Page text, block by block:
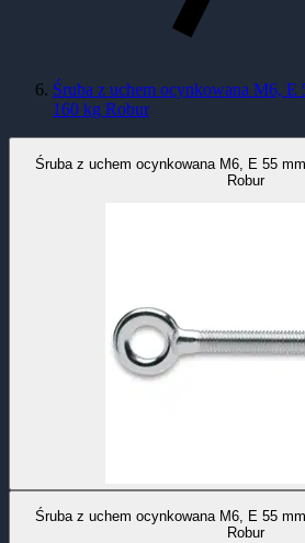
Śruba z uchem ocynkowana M6,
160 kg Robur
Śruba z uchem ocynkowana M6, E 55
Robur
Śruba z uchem ocynkowana M6, E 55
Robur